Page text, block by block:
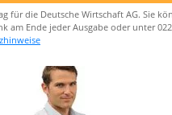
für die Deutsche Wirtschaft AG. Sie
am Ende jeder Ausgabe oder unter